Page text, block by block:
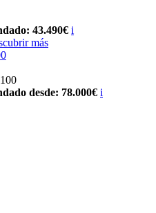
43.490€ i
más
desde: 78.000€ i